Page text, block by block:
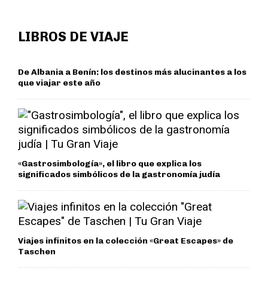
LIBROS DE VIAJE
De Albania a Benín: los destinos más alucinantes a los
que viajar este año
«Gastrosimbología», el libro que explica los
significados simbólicos de la gastronomía judía
Viajes infinitos en la colección «Great Escapes» de
Taschen